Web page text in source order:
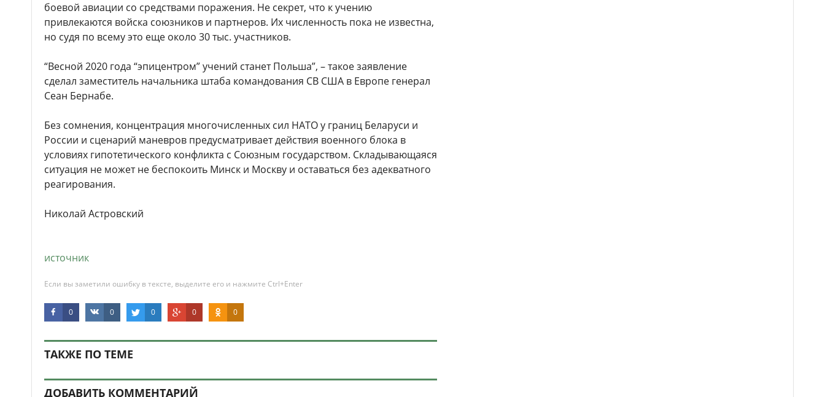
боевой авиации со средствами поражения. Не секрет, что к учению
привлекаются войска союзников и партнеров. Их численность пока не известна,
но судя по всему это еще около 30 тыс. участников.
“Весной 2020 года “эпицентром” учений станет Польша”, – такое заявление
сделал заместитель начальника штаба командования СВ США в Европе генерал
Сеан Бернабе.
Без сомнения, концентрация многочисленных сил НАТО у границ Беларуси и
России и сценарий маневров предусматривает действия военного блока в
условиях гипотетического конфликта с Союзным государством. Складывающаяся
ситуация не может не беспокоить Минск и Москву и оставаться без адекватного
реагирования.
Николай Астровский
источник
Если вы заметили ошибку в тексте, выделите его и нажмите Ctrl+Enter
0 0 0 0 0
ТАКЖЕ ПО ТЕМЕ
ДОБАВИТЬ КОММЕНТАРИЙ